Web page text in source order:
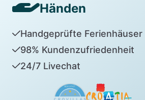
Händen
Handgeprüfte Ferienhäuser
98% Kundenzufriedenheit
24/7 Livechat